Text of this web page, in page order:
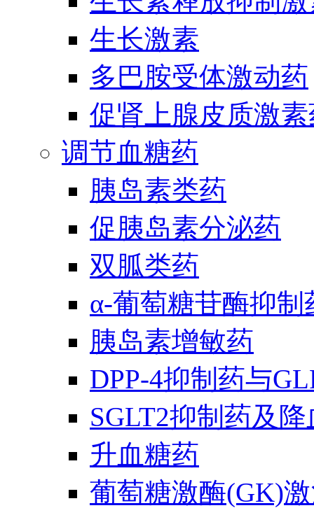
生长激素
多巴胺受体激动药
促肾上腺皮质激
调节血糖药
胰岛素类药
促胰岛素分泌药
双胍类药
α-葡萄糖苷酶抑制
胰岛素增敏药
DPP-4抑制药与
SGLT2抑制药及
升血糖药
葡萄糖激酶(GK)